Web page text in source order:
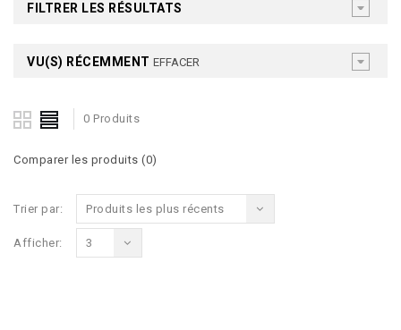
FILTRER LES RÉSULTATS
VU(S) RÉCEMMENT EFFACER
0 Produits
Comparer les produits (0)
Trier par: Produits les plus récents
Afficher: 3